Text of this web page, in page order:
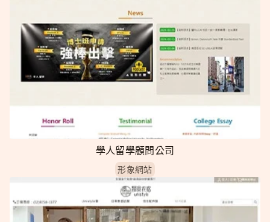
學人留學顧問公司
形象網站